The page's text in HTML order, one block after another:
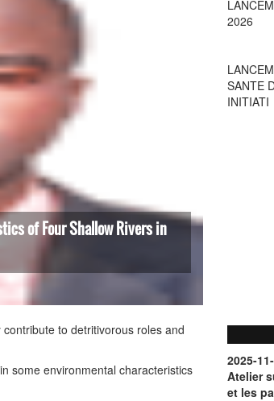
of Four Shallow Rivers in
INITIATI
to detritivorous roles and
some environmental characteristics
2025-
Atelier
et les